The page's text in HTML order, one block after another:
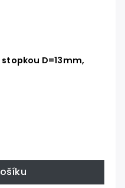
D=13mm,